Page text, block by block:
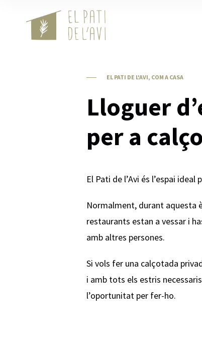
EL PATI DE L'AVI, COM A CASA
Lloguer
per a
El Pati de l’Avi és l’espai
Normalment, durant aquesta
restaurants estan a vessar i
amb altres persones.
Si vols fer una calçotada
i amb tots els estris
l’oportunitat per fer-ho.